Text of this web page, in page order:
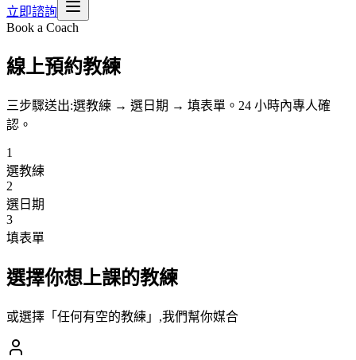
立即諮詢
Book a Coach
線上預約教練
三步驟送出:選教練 → 選日期 → 填表單。24 小時內專人確
認。
1
選教練
2
選日期
3
填表單
選擇你想上課的教練
或選擇「任何有空的教練」,我們幫你媒合